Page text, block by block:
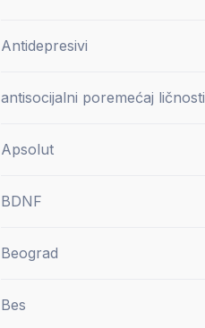
Antidepresivi
antisocijalni poremećaj ličnosti
Apsolut
BDNF
Beograd
Bes